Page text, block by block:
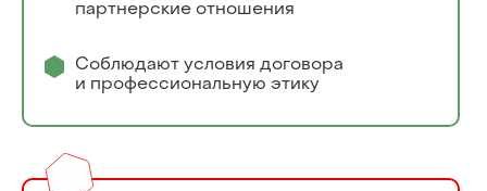
партнерские отношения
Соблюдают условия договора
и профессиональную этику